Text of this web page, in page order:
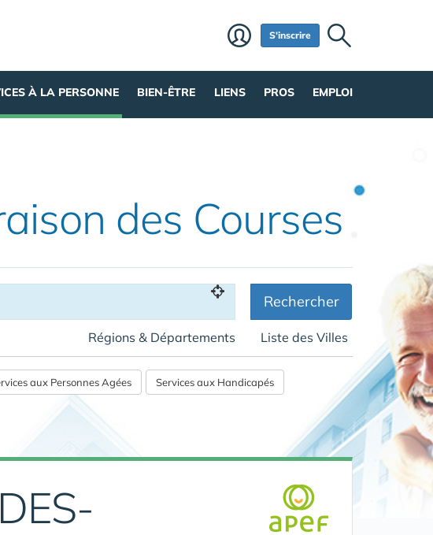
S'inscrire
À LA PERSONNE BIEN-ÊTRE LIENS PROS EMPLOI
des Courses
Rechercher
Régions & Départements Liste des Villes
aux Personnes Agées Services aux Handicapés